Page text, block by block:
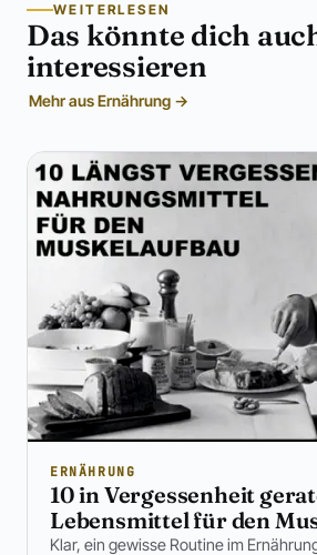
WEITERLESEN
Das könnte dich
interessieren
Mehr aus Ernährung →
ERNÄHRUNG
10 in Vergessenheit
Lebensmittel für den
Klar, ein gewisse Routine im